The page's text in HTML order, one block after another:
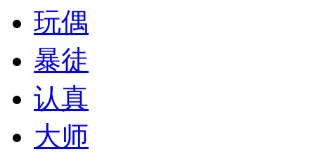
玩偶
暴徒
认真
大师